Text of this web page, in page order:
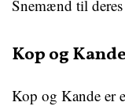
Snemænd til
Kop og Kande
Kop og Kande er